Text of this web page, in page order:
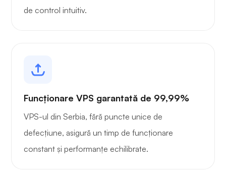
de control intuitiv.
Funcționare VPS garantată de 99,99%
VPS-ul din Serbia, fără puncte unice de
defecțiune, asigură un timp de funcționare
constant și performanțe echilibrate.